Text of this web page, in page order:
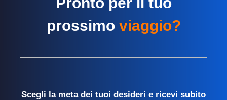
prossimo viaggio?
Scegli la meta dei tuoi desideri e ricevi subito